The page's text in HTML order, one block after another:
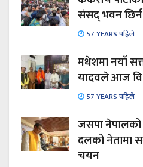
संसद् भवन
57 YEARS पहिले
मधेशमा नयाँ
यादवले आज
57 YEARS पहिले
जसपा
दलको नेतामा
चयन